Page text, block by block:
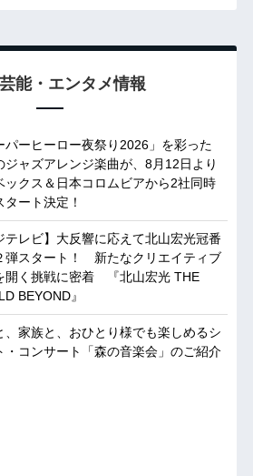
能・エンタメ情報
パーヒーロー夜祭り2026」を彩った
ジャズアレンジ楽曲が、8月12日より
ックス＆日本コロムビアから2社同時
タート決定！
テレビ】大反響に応えて北山宏光冠番
弾スタート！ 新たなクリエイティブ
開く挑戦に密着 『北山宏光 THE
BEYOND』
、家族と、おひとり様でも楽しめるシ
・コンサート「森の音楽会」のご紹介